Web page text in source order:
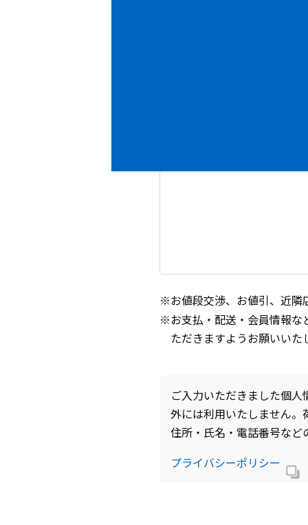
※お値段交渉、お値引、近隣
※お支払・配送・会員情報な
ただきますようお願いいた
ご入力いただきました個
外には利用いたしません
住所・氏名・電話番号など
プライバシーポリシー